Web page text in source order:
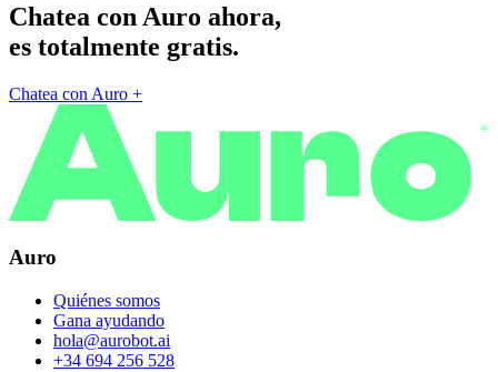
Chatea con Auro ahora,
es totalmente gratis.
Chatea con Auro +
®
Auro
Quiénes somos
Gana ayudando
hola@aurobot.ai
+34 694 256 528